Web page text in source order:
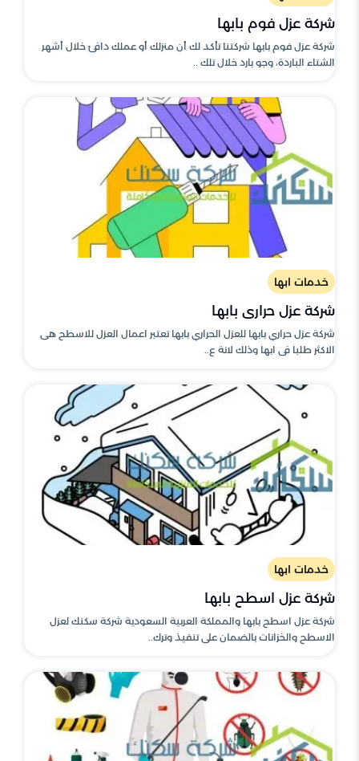
شركة عزل فوم بابها
شركة عزل فوم بابها شركتنا تأكد لك أن منزلك أو عملك دافئ خلال أشهر
الشتاء الباردة، وجو بارد خلال تلك ..
خدمات ابها
شركة عزل حراري بابها
شركة عزل حراري بابها للعزل الحراري بابها تعتبر اعمال العزل للاسطح هى
الاكثر طلبا فى ابها وذلك لانة ع..
خدمات ابها
شركة عزل اسطح بابها
شركة عزل اسطح بابها والمملكة العربية السعودية شركة سكنك لعزل
الاسطح والخزانات بالضمان على تنفيذ وترك..